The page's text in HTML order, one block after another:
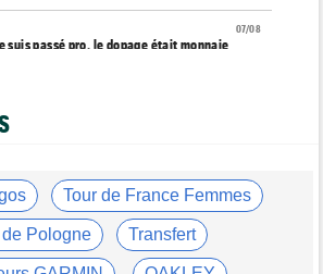
07/08
suis passé pro, le dopage était monnaie
ouvert... toutes les dernières infos et
fait passer pro trois jeunes de sa formation
: "C'est tellement génial d'être cycliste"
Tour de France Femmes
de Pologne Transfert